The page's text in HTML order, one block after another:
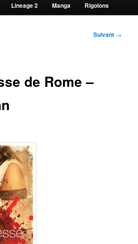
Lineage 2 Manga Rigolons
Suivant →
de Rome –